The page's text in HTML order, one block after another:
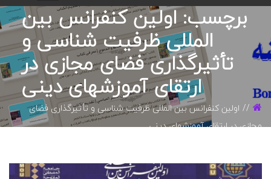
برچسب: اولین کنفرانس بین
المللی ظرفیت­ شناسی و
تأثیرگذاری فضای مجازی در
ارتقای آموزش­های دینی
اولین کنفرانس بین المللی ظرفیت­ شناسی و تأثیرگذاری فضای
مجازی در ارتقای آموزش­های دینی